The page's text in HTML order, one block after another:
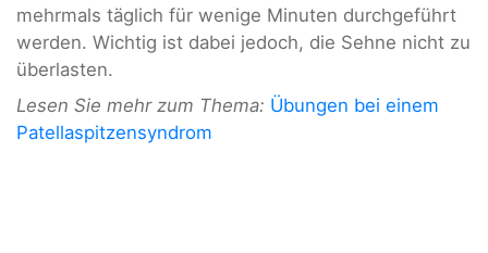
mehrmals täglich für wenige Minuten durchgeführt
werden. Wichtig ist dabei jedoch, die Sehne nicht zu
überlasten.
Lesen Sie mehr zum Thema: Übungen bei einem
Patellaspitzensyndrom